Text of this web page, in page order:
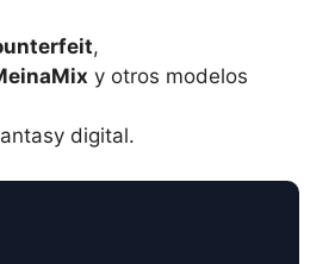
,
y otros modelos
digital.